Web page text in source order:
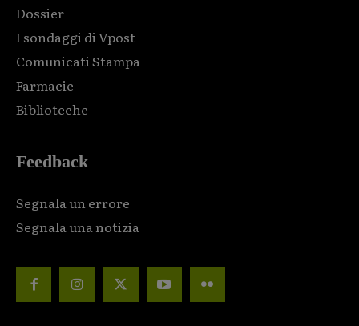
Dossier
I sondaggi di Vpost
Comunicati Stampa
Farmacie
Biblioteche
Feedback
Segnala un errore
Segnala una notizia